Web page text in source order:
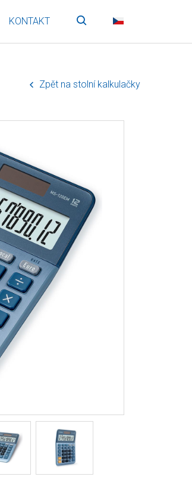
KONTAKT Vyhledávání
Zpět na stolní kalkulačky